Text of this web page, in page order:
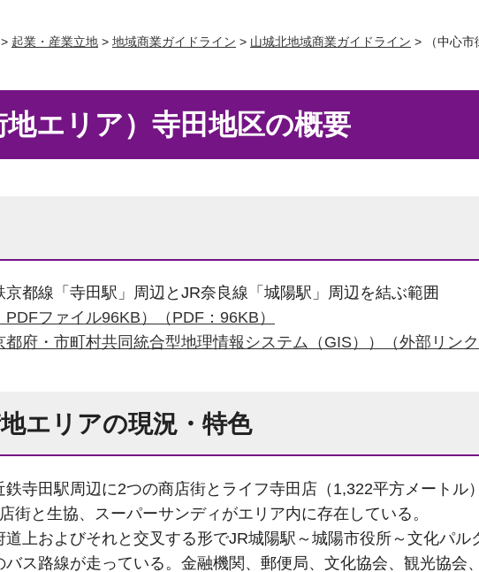
> 起業・産業立地 > 地域商業ガイドライン > 山城北地域商業ガイドライン > （中心市
地エリア）寺田地区の概要
都線「寺田駅」周辺とJR奈良線「城陽駅」周辺を結ぶ範囲
ファイル96KB）（PDF：96KB）
府・市町村共同統合型地理情報システム（GIS））（外部リンク
エリアの現況・特色
寺田駅周辺に2つの商店街とライフ寺田店（1,322平方メートル
街と生協、スーパーサンディがエリア内に存在している。
上およびそれと交叉する形でJR城陽駅～城陽市役所～文化パル
ス路線が走っている。金融機関、郵便局、文化協会、観光協会